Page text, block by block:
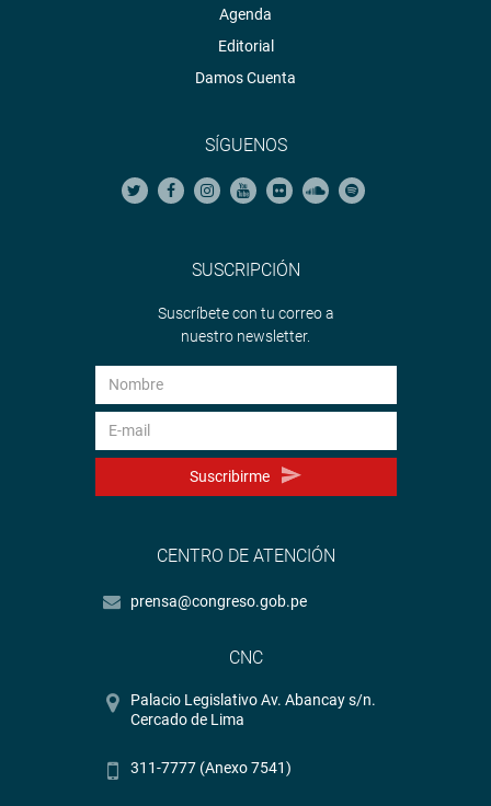
Agenda
Editorial
Damos Cuenta
SÍGUENOS
SUSCRIPCIÓN
Suscríbete con tu correo a
nuestro newsletter.
Suscribirme
CENTRO DE ATENCIÓN
prensa@congreso.gob.pe
CNC
Palacio Legislativo Av. Abancay s/n.
Cercado de Lima
311-7777 (Anexo 7541)